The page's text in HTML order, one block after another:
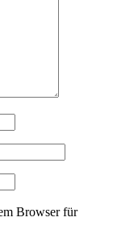
Browser für